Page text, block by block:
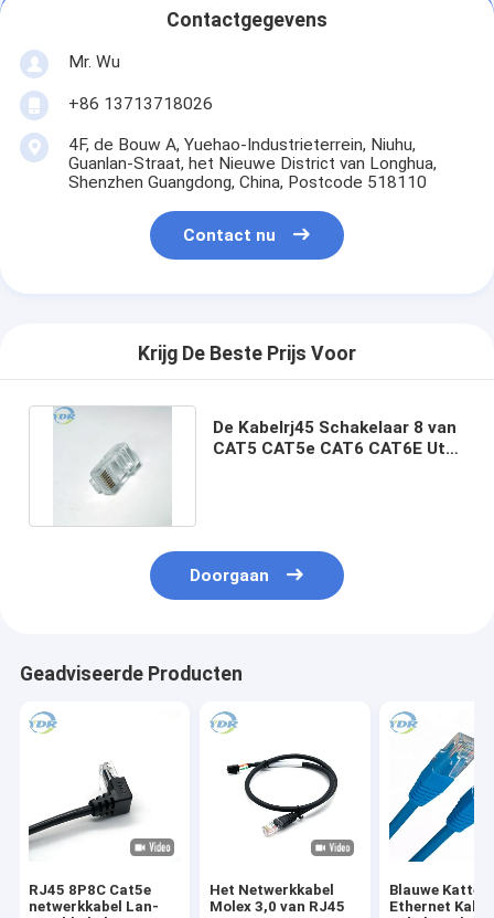
Contactgegevens
Mr. Wu
+86 13713718026
4F, de Bouw A, Yuehao-Industrieterrein, Niuhu,
Guanlan-Straat, het Nieuwe District van Longhua,
Shenzhen Guangdong, China, Postcode 518110
Contact nu
Krijg De Beste Prijs Voor
De Kabelrj45 Schakelaar 8 van
CAT5 CAT5e CAT6 CAT6E Utp
Doorgaan
Geadviseerde Producten
RJ45 8P8C Cat5e
netwerkkabel Lan-
Het Netwerkkabel
Molex 3,0 van RJ45
Blauwe
Ethernet